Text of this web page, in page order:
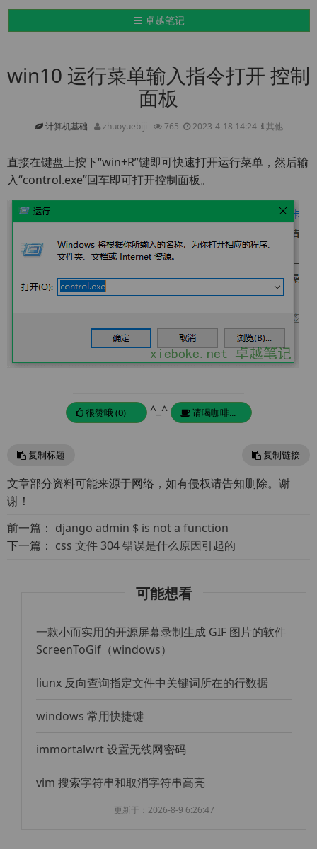
导航切换
卓越笔记
win10 运行菜单输入指令打开 控制
面板
计算机基础 zhuoyuebiji 765 2023-4-18 14:24 其他
直接在键盘上按下“win+R”键即可快速打开运行菜单，然后输
入“control.exe”回车即可打开控制面板。
很赞哦 (0) ^_^ 请喝咖啡...
复制标题 复制链接
文章部分资料可能来源于网络，如有侵权请告知删除。谢
谢！
前一篇： django admin $ is not a function
下一篇： css 文件 304 错误是什么原因引起的
可能想看
一款小而实用的开源屏幕录制生成 GIF 图片的软件
ScreenToGif（windows）
liunx 反向查询指定文件中关键词所在的行数据
windows 常用快捷键
immortalwrt 设置无线网密码
vim 搜索字符串和取消字符串高亮
更新于：2026-8-9 6:26:47